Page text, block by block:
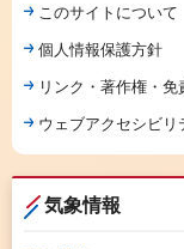
このサイトについて
個人情報保護方針
リンク・著作権・免
ウェブアクセシビリ
気象情報